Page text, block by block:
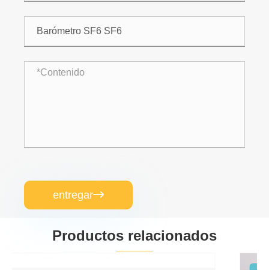
entregar
Productos relacionados